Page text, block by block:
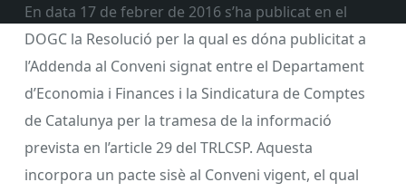
En data 17 de febrer de 2016 s’ha publicat en el
DOGC la Resolució per la qual es dóna publicitat a
l’Addenda al Conveni signat entre el Departament
d’Economia i Finances i la Sindicatura de Comptes
de Catalunya per la tramesa de la informació
prevista en l’article 29 del TRLCSP. Aquesta
incorpora un pacte sisè al Conveni vigent, el qual